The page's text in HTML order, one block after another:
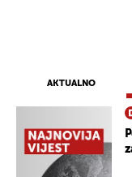
AKTUALNO